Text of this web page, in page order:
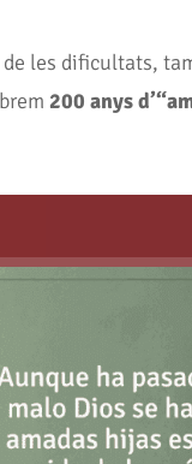
les dificultats,
200 anys